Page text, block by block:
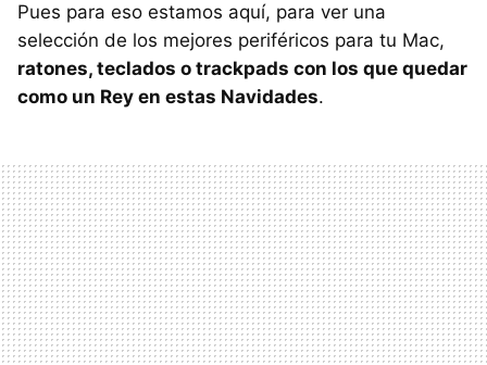
Pues para eso estamos aquí, para ver una
selección de los mejores periféricos para tu Mac,
ratones, teclados o trackpads con los que quedar
como un Rey en estas Navidades.